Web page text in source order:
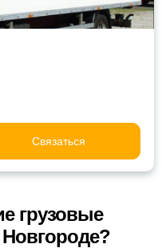
Связаться
грузовые